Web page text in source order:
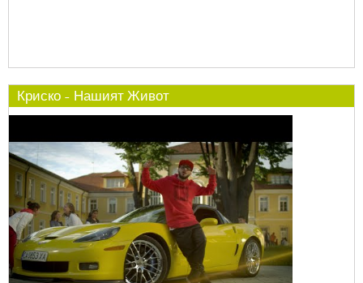
Криско - Нашият Живот